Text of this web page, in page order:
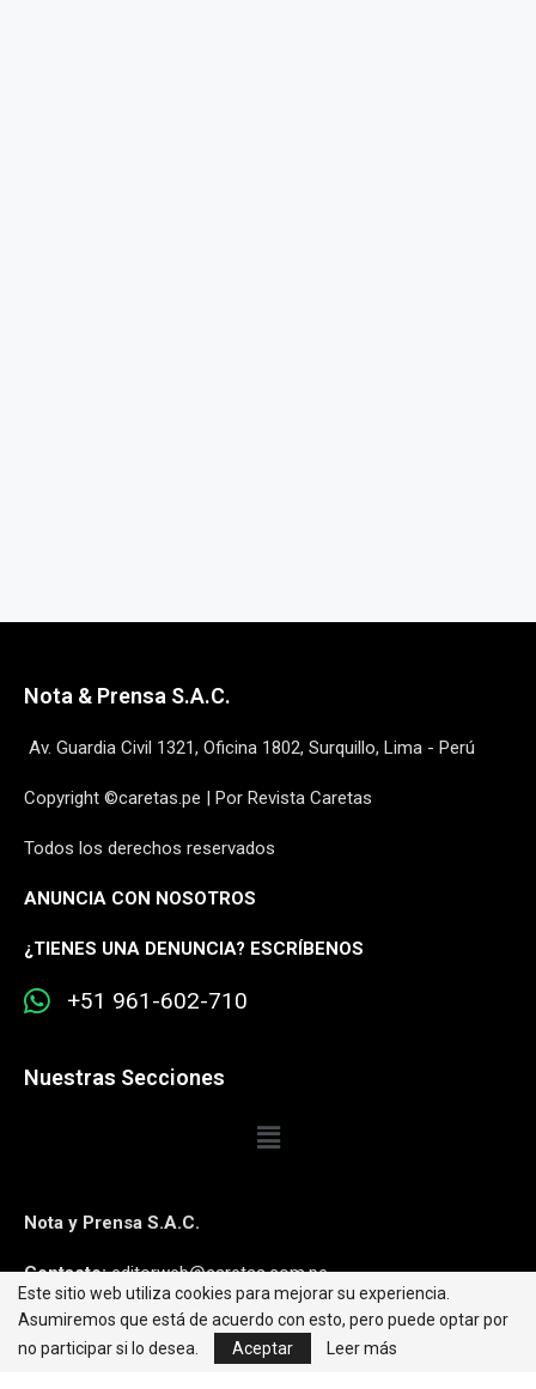
Nota & Prensa S.A.C.
Av. Guardia Civil 1321, Oficina 1802, Surquillo, Lima - Perú
Copyright ©caretas.pe | Por Revista Caretas
Todos los derechos reservados
ANUNCIA CON NOSOTROS
¿TIENES UNA DENUNCIA? ESCRÍBENOS
+51 961-602-710
Nuestras Secciones
Nota y Prensa S.A.C.
Contacto:editorweb@caretas.com.pe
Síguenos:
Este sitio web utiliza cookies para mejorar su experiencia.
Asumiremos que está de acuerdo con esto, pero puede optar por
no participar si lo desea.
Aceptar Leer más